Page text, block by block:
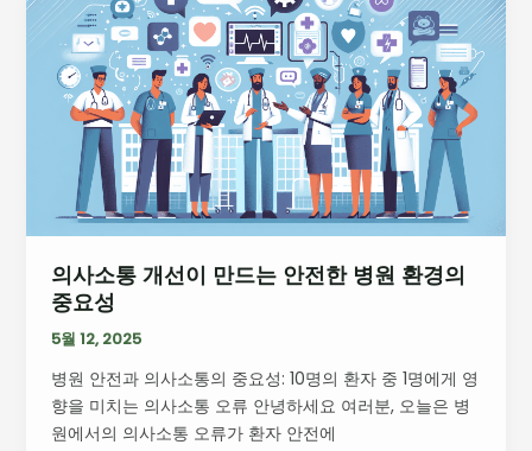
의사소통 개선이 만드는 안전한 병원 환경의
중요성
5월 12, 2025
병원 안전과 의사소통의 중요성: 10명의 환자 중 1명에게 영
향을 미치는 의사소통 오류 안녕하세요 여러분, 오늘은 병
원에서의 의사소통 오류가 환자 안전에
통
개
는
전
한
병
환
경
의